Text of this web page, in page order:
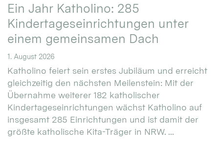
Ein Jahr Katholino: 285
Kindertageseinrichtungen unter
einem gemeinsamen Dach
1. August 2026
Katholino feiert sein erstes Jubiläum und erreicht
gleichzeitig den nächsten Meilenstein: Mit der
Übernahme weiterer 182 katholischer
Kindertageseinrichtungen wächst Katholino auf
insgesamt 285 Einrichtungen und ist damit der
größte katholische Kita-Träger in NRW. ...